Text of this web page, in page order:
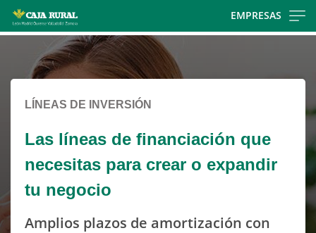
main
contentt
EMPRESAS
Cargando
contenido,
por
favor
espere...
LÍNEAS DE INVERSIÓN
Las líneas de financiación que
necesitas para crear o expandir
tu negocio
Amplios plazos de amortización con